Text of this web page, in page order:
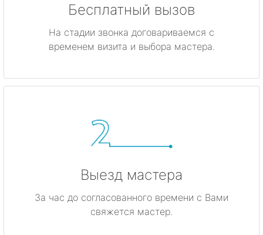
Бесплатный вызов
На стадии звонка договариваемся с
временем визита и выбора мастера.
Выезд мастера
За час до согласованного времени с Вами
свяжется мастер.